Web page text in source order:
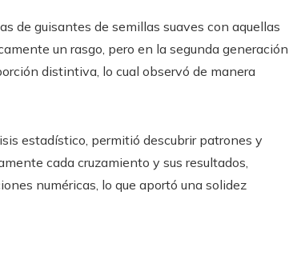
de guisantes de semillas suaves con aquellas
un rasgo, pero en la segunda generación
distintiva, lo cual observó de manera
estadístico, permitió descubrir patrones y
cada cruzamiento y sus resultados,
numéricas, lo que aportó una solidez